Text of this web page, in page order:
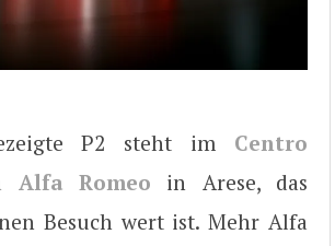
P2 steht im Centro
Alfa Romeo in Arese, das
Besuch wert ist. Mehr Alfa